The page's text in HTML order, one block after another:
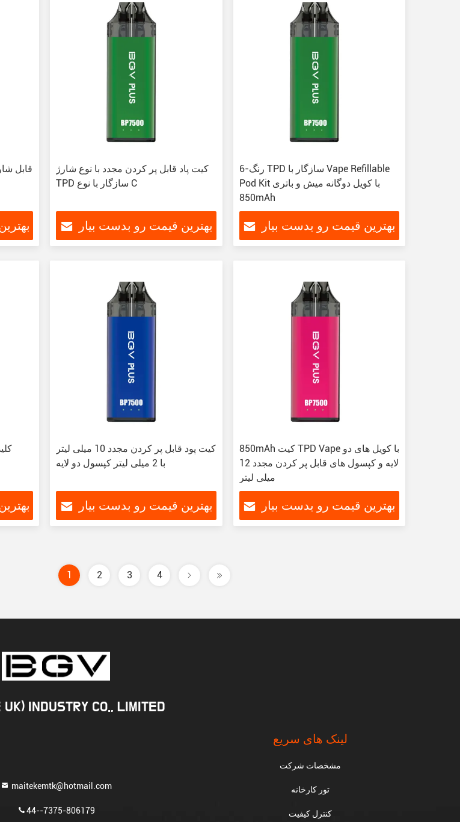
کیت پاد قابل پر کردن مجدد با نوع شارژ
TPD سازگار با نوع C
بهترین قیمت رو بدست بیار
6-رنگ TPD سازگار با Vape Refillable
Pod Kit با کویل دوگانه میش و باتری
850mAh
بهترین قیمت رو بدست بیار
کیت پود قابل پر کردن مجدد 10 میلی لیتر
با 2 میلی لیتر کپسول دو لایه
بهترین قیمت رو بدست بیار
850mAh کیت TPD Vape با کویل های دو
لایه و کپسول های قابل پر کردن مجدد 12
میلی لیتر
بهترین قیمت رو بدست بیار
1 2 3 4
UK) INDUSTRY CO., LIMITED
maitekemtk@hotmail.com
44--7375-806179
لینک های سریع
مشخصات شرکت
تور کارخانه
کنترل کیفیت